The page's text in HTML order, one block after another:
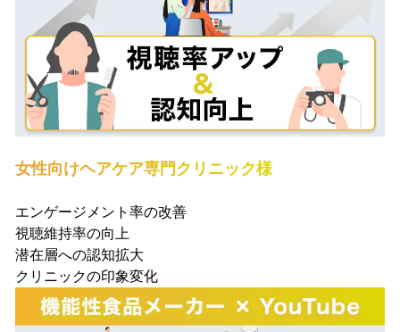
女性向けヘアケア専門クリニック様
エンゲージメント率の改善
視聴維持率の向上
潜在層への認知拡大
クリニックの印象変化